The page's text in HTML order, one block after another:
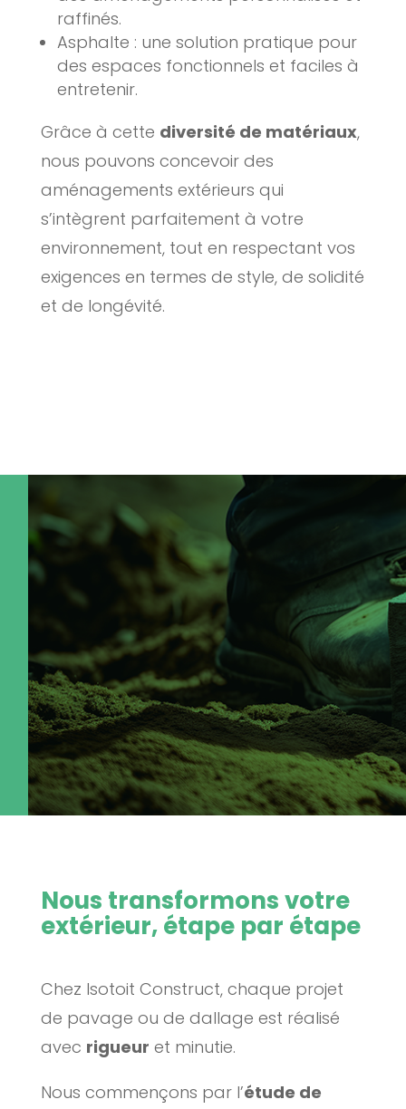
raffinés.
Asphalte : une solution pratique pour
des espaces fonctionnels et faciles à
entretenir.
Grâce à cette diversité de matériaux,
nous pouvons concevoir des
aménagements extérieurs qui
s’intègrent parfaitement à votre
environnement, tout en respectant vos
exigences en termes de style, de solidité
et de longévité.
Nous transformons votre
extérieur, étape par étape
Chez Isotoit Construct, chaque projet
de pavage ou de dallage est réalisé
avec rigueur et minutie.
Nous commençons par l’étude de